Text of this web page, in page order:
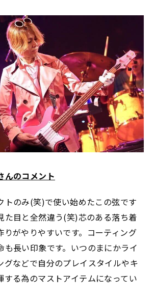
んのコメント
トのみ(笑)で使い始めたこの弦です
た目と全然違う(笑)芯のある落ち着
りがやりやすいです。コーティング
も長い印象です。いつのまにかライ
グなどで自分のプレイスタイルやキ
する為のマストアイテムになってい